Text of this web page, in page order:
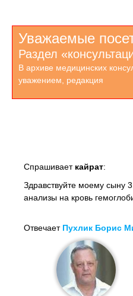
Уважаемые
Раздел
В архиве медицинских
уважением, редакция
Спрашивает кайрат:
Здравствуйте моему сыну
анализы на кровь
Отвечает Пухлик Борис